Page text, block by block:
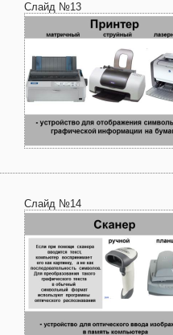
Слайд №13
Слайд №14